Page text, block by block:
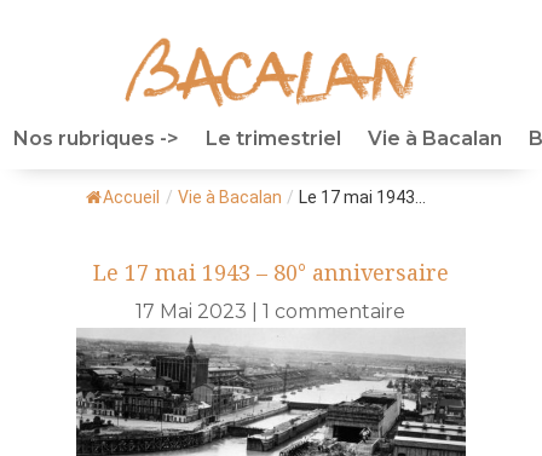
Nos rubriques -> Le trimestriel Vie à Bacalan
Accueil / Vie à Bacalan / Le 17 mai 1943...
Le 17 mai 1943 – 80° anniversaire
17 Mai 2023 |1 commentaire